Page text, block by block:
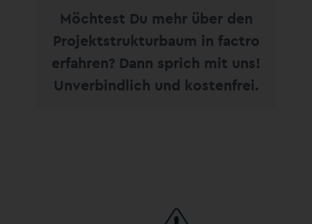
Möchtest Du mehr über den
Projektstrukturbaum in factro
erfahren? Dann sprich mit uns!
Unverbindlich und kostenfrei.